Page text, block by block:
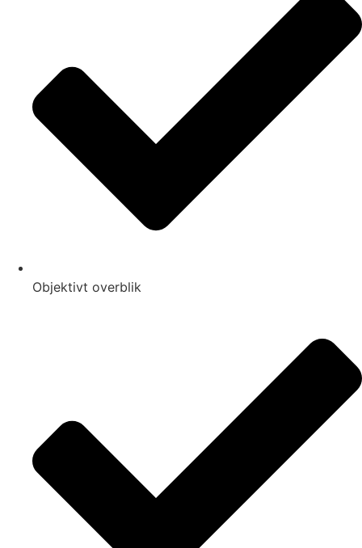
Objektivt overblik